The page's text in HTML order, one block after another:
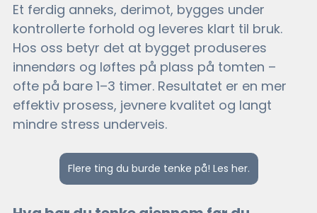
Et ferdig anneks, derimot, bygges under
kontrollerte forhold og leveres klart til bruk.
Hos oss betyr det at bygget produseres
innendørs og løftes på plass på tomten –
ofte på bare 1–3 timer. Resultatet er en mer
effektiv prosess, jevnere kvalitet og langt
mindre stress underveis.
Flere ting du burde tenke på! Les her.